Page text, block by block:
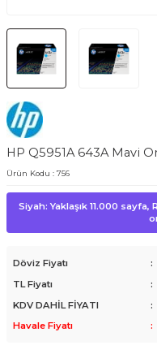
HP Q5951A 643A Mavi
Ürün Kodu : 756
Siyah: Yaklaşık 11.000
Döviz Fiyatı :
TL Fiyatı
:
KDV DAHİL FİYATI
:
Havale Fiyatı
: